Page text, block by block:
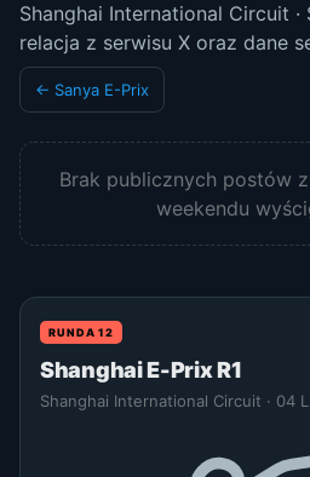
Shanghai International Circuit
relacja z serwisu X oraz dane
← Sanya E-Prix
Brak publicznych postów
weekendu
RUNDA 12
Shanghai E-Prix R1
Shanghai International Circuit · 04